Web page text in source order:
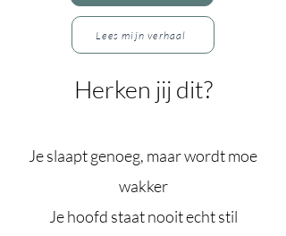
Lees mijn verhaal
Herken jij dit?
Je slaapt genoeg, maar wordt moe
wakker
Je hoofd staat nooit echt stil